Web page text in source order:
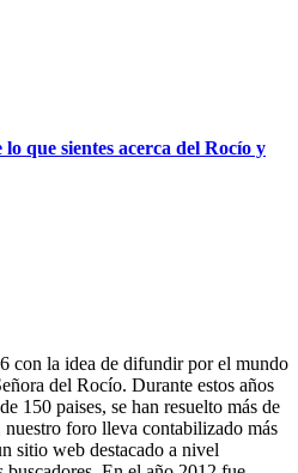
que sientes acerca del Rocío y
con la idea de difundir por el mundo
del Rocío. Durante estos años
150 paises, se han resuelto más de
foro lleva contabilizado más
sitio web destacado a nivel